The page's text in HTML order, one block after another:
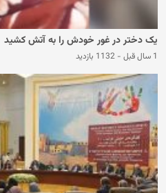
یک دختر در غور خودش را به آتش کشید
1 سال قبل - 1132 بازدید